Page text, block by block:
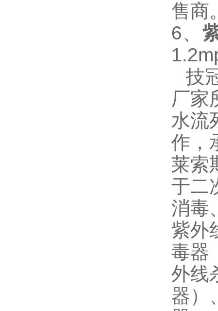
售商
6、
技
厂家
水流
作，
莱索
于二
消毒
紫外
毒器
外线
器）